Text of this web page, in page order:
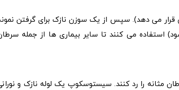
قرار می دهد). سپس از یک سوزن نازک برای گرفتن
استفاده می کنند تا سایر بیماری ها از جمله
مثانه را رد کنند. سیستوسکوپ یک لوله نازک و